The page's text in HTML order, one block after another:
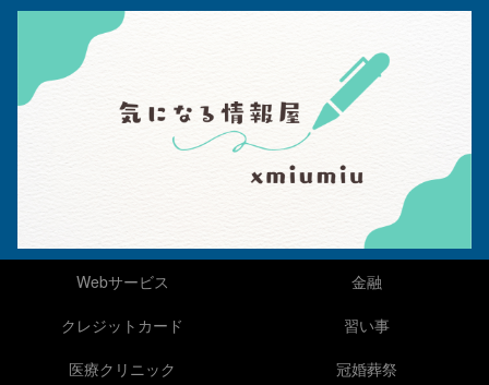
Webサービス
金融
クレジットカード
習い事
医療クリニック
冠婚葬祭